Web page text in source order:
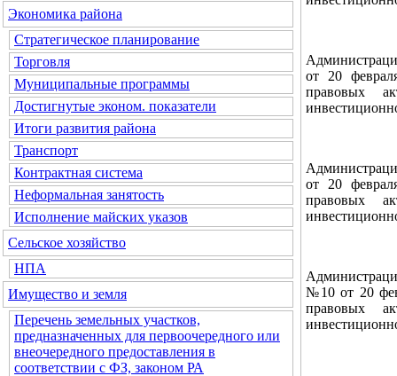
Экономика района
Стратегическое планирование
Торговля
Муниципальные программы
Достигнутые эконом. показатели
Итоги развития района
Транспорт
Контрактная система
Неформальная занятость
Исполнение майских указов
Сельское хозяйство
НПА
Имущество и земля
Перечень земельных участков,
предназначенных для первоочередного или
внеочередного предоставления в
соответствии с ФЗ, законом РА
от 20
правовых
от 20
правовых
№10 от 20
правовых